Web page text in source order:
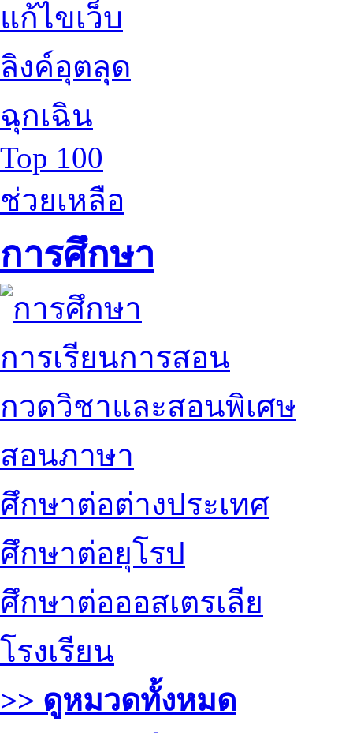
แก้ไขเว็บ
ลิงค์อุตลุด
ฉุกเฉิน
Top 100
ช่วยเหลือ
การศึกษา
การเรียนการสอน
กวดวิชาและสอนพิเศษ
สอนภาษา
ศึกษาต่อต่างประเทศ
ศึกษาต่อยุโรป
ศึกษาต่อออสเตรเลีย
โรงเรียน
>> ดูหมวดทั้งหมด